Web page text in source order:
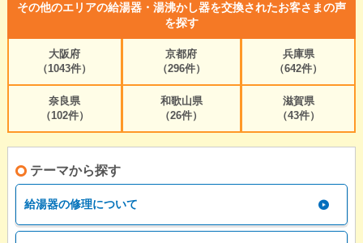
その他のエリアの給湯器・湯沸かし器を交換されたお客さまの声
を探す
大阪府
（1043件）
京都府
（296件）
兵庫県
（642件）
奈良県
（102件）
和歌山県
（26件）
滋賀県
（43件）
テーマから探す
給湯器の修理について